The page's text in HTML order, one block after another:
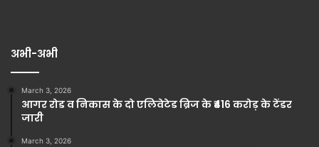
अभी-अभी
March 3, 2026
आगर रोड व निकास के दो एलिवेटेड ब्रिज के ₹416 करोड़ के टेंडर
जारी
March 3, 2026